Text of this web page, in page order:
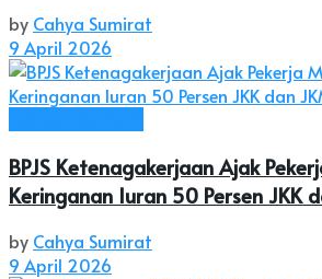
by Cahya Sumirat
9 April 2026
BPJS Ketenagakerjaan Ajak
Keringanan Iuran 50 Persen JKK
by Cahya Sumirat
9 April 2026